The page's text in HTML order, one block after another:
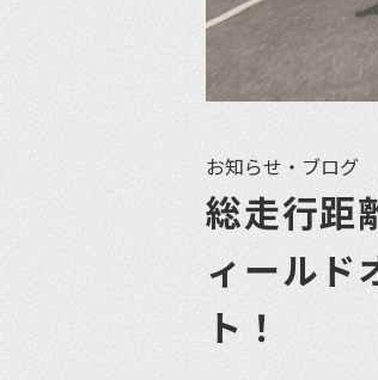
お知らせ・ブログ
総走行距
ィールド
ト！